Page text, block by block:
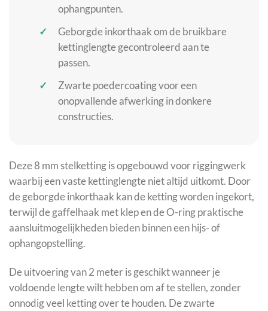
ophangpunten.
Geborgde inkorthaak om de bruikbare
kettinglengte gecontroleerd aan te
passen.
Zwarte poedercoating voor een
onopvallende afwerking in donkere
constructies.
Deze 8 mm stelketting is opgebouwd voor riggingwerk
waarbij een vaste kettinglengte niet altijd uitkomt. Door
de geborgde inkorthaak kan de ketting worden ingekort,
terwijl de gaffelhaak met klep en de O-ring praktische
aansluitmogelijkheden bieden binnen een hijs- of
ophangopstelling.
De uitvoering van 2 meter is geschikt wanneer je
voldoende lengte wilt hebben om af te stellen, zonder
onnodig veel ketting over te houden. De zwarte